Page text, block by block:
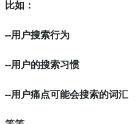
比如：
--用户搜索行为
--用户的搜索习惯
--用户痛点可能会搜索的词汇